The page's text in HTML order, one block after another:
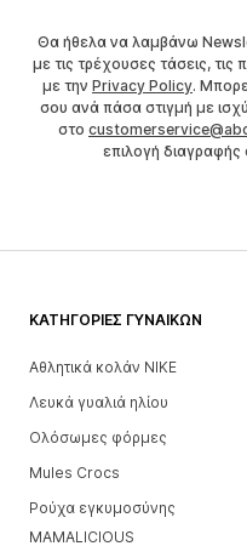
Θα ήθελα να λαμβάνω
με τις τρέχουσες τάσεις,
με την Privacy Policy.
σου ανά πάσα στιγμή με
στο
επιλογή
ΚΑΤΗΓΟΡΊΕΣ ΓΥΝΑΙΚΏΝ
Αθλητικά κολάν NIKE
Λευκά γυαλιά ηλίου
Ολόσωμες φόρμες
Mules Crocs
Ρούχα εγκυμοσύνης
MAMALICIOUS